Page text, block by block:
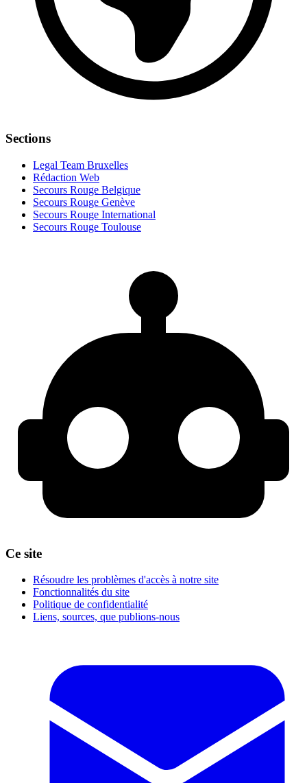
Sections
Legal Team Bruxelles
Rédaction Web
Secours Rouge Belgique
Secours Rouge Genève
Secours Rouge International
Secours Rouge Toulouse
Ce site
Résoudre les problèmes d'accès à notre site
Fonctionnalités du site
Politique de confidentialité
Liens, sources, que publions-nous